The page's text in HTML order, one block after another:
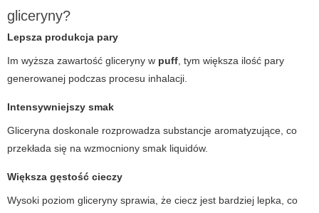
gliceryny?
Lepsza produkcja pary
Im wyższa zawartość gliceryny w puff, tym większa ilość pary
generowanej podczas procesu inhalacji.
Intensywniejszy smak
Gliceryna doskonale rozprowadza substancje aromatyzujące, co
przekłada się na wzmocniony smak liquidów.
Większa gęstość cieczy
Wysoki poziom gliceryny sprawia, że ciecz jest bardziej lepka, co